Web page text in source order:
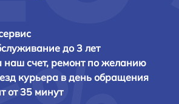
до 3 лет
наш счет, ремонт по желанию
курьера в день обращения
от 35 минут